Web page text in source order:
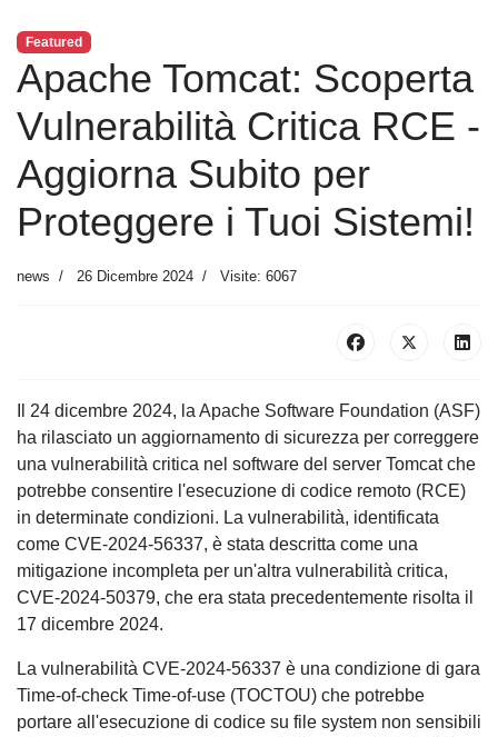
Featured
Apache Tomcat: Scoperta
Vulnerabilità Critica RCE -
Aggiorna Subito per
Proteggere i Tuoi Sistemi!
news 26 Dicembre 2024 Visite: 6067
Il 24 dicembre 2024, la Apache Software Foundation (ASF)
ha rilasciato un aggiornamento di sicurezza per correggere
una vulnerabilità critica nel software del server Tomcat che
potrebbe consentire l'esecuzione di codice remoto (RCE)
in determinate condizioni. La vulnerabilità, identificata
come CVE-2024-56337, è stata descritta come una
mitigazione incompleta per un'altra vulnerabilità critica,
CVE-2024-50379, che era stata precedentemente risolta il
17 dicembre 2024.
La vulnerabilità CVE-2024-56337 è una condizione di gara
Time-of-check Time-of-use (TOCTOU) che potrebbe
portare all'esecuzione di codice su file system non sensibili